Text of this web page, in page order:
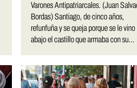
Varones Antipatriarcales. (Juan
Bordas) Santiago, de cinco años,
refunfuña y se queja porque se le vino
abajo el castillo que armaba con su...